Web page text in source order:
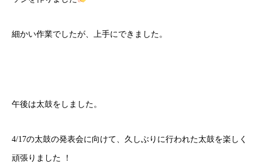
細かい作業でしたが、上手にできました。
午後は太鼓をしました。
4/17の太鼓の発表会に向けて、久しぶりに行われた太鼓を楽しく
頑張りました ！